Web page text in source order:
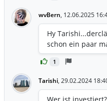
wvBern, 12.06.2025
1
Hy
schon ein paar
Tarishi, 29.02.2024